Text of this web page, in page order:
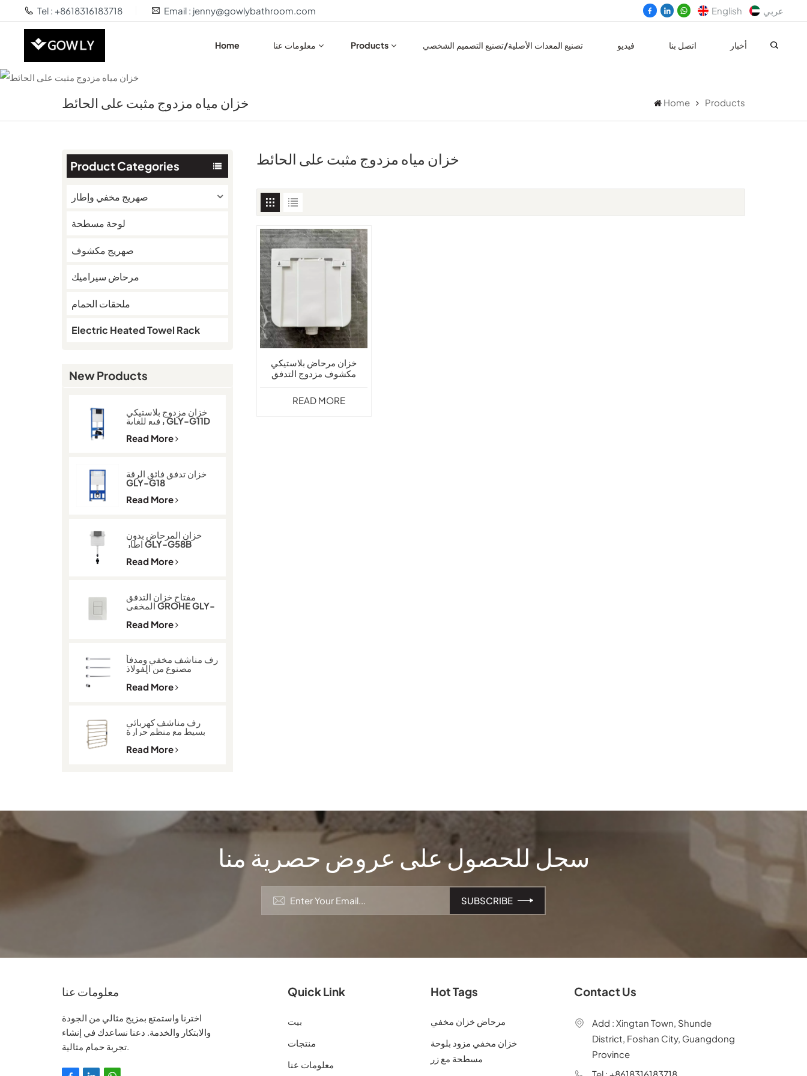
Tel : +8618316183718 Email : jenny@gowlybathroom.com English عربي
Home معلومات عنا Products تصنيع المعدات الأصلية/تصنيع التصميم الشخصي فيديو اتصل بنا أخبار
خزان مياه مزدوج مثبت على الحائط Home Products
Product Categories
صهريج مخفي وإطار
لوحة مسطحة
صهريج مكشوف
مرحاض سيراميك
ملحقات الحمام
Electric Heated Towel Rack
New Products
خزان مزدوج بلاستيكي
رفيع للغاية GLY-G11D
Read More
خزان تدفق فائق الرقة
GLY-G18
Read More
خزان المرحاض بدون
إطار GLY-G58B
Read More
مفتاح خزان التدفق
المخفي GROHE GLY-
600
Read More
رف مناشف مخفي ومدفأ
مصنوع من الفولاذ
المقاوم للصدأ 304
GLY-K513
Read More
رف مناشف كهربائي
بسيط مع منظم حرارة
GLY-2101
Read More
خزان مياه مزدوج مثبت على الحائط
خزان مرحاض بلاستيكي
مكشوف مزدوج التدفق
READ MORE
سجل للحصول على عروض حصرية منا
معلومات عنا
اخترنا واستمتع بمزيج مثالي من الجودة
والابتكار والخدمة. دعنا نساعدك في إنشاء
Quick Link
بيت
منتجات
معلومات عنا
Hot Tags
مرحاض خزان مخفي
خزان مخفي مزود بلوحة
مسطحة مع زر
Contact Us
Add : Xingtan Town, Shunde
District, Foshan City, Guangdong
Province